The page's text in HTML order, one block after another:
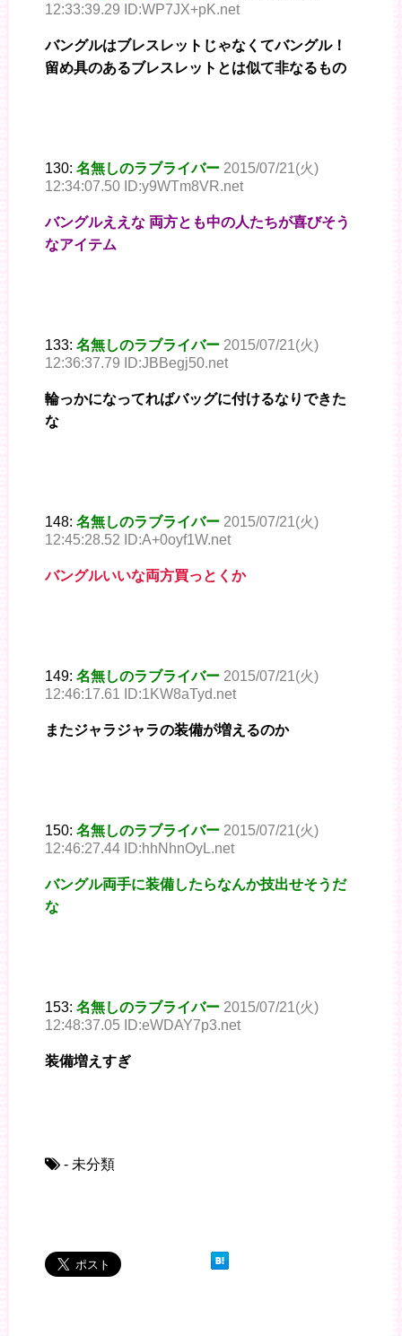
12:33:39.29 ID:WP7JX+pK.net
バングルはブレスレットじゃなくてバングル！
留め具のあるブレスレットとは似て非なるもの
130: 名無しのラブライバー 2015/07/21(火)
12:34:07.50 ID:y9WTm8VR.net
バングルええな 両方とも中の人たちが喜びそう
なアイテム
133: 名無しのラブライバー 2015/07/21(火)
12:36:37.79 ID:JBBegj50.net
輪っかになってればバッグに付けるなりできた
な
148: 名無しのラブライバー 2015/07/21(火)
12:45:28.52 ID:A+0oyf1W.net
バングルいいな両方買っとくか
149: 名無しのラブライバー 2015/07/21(火)
12:46:17.61 ID:1KW8aTyd.net
またジャラジャラの装備が増えるのか
150: 名無しのラブライバー 2015/07/21(火)
12:46:27.44 ID:hhNhnOyL.net
バングル両手に装備したらなんか技出せそうだ
な
153: 名無しのラブライバー 2015/07/21(火)
12:48:37.05 ID:eWDAY7p3.net
装備増えすぎ
- 未分類